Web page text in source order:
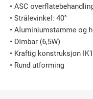
• ASC
• Strålevinkel: 40°
• Aluminiumstamme og
• Dimbar (6,5W)
• Kraftig konstruksjon
• Rund utforming